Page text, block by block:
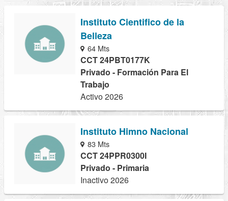
Instituto Cientifico de la
Belleza
64 Mts
CCT 24PBT0177K
Privado - Formación Para El
Trabajo
Activo 2026
Instituto Himno Nacional
83 Mts
CCT 24PPR0300I
Privado - Primaria
Inactivo 2026